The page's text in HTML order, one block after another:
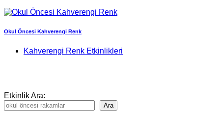
Okul Öncesi Kahverengi Renk
Post
Kahverengi Renk Etkinlikleri
Etkinlik Ara:
Ara